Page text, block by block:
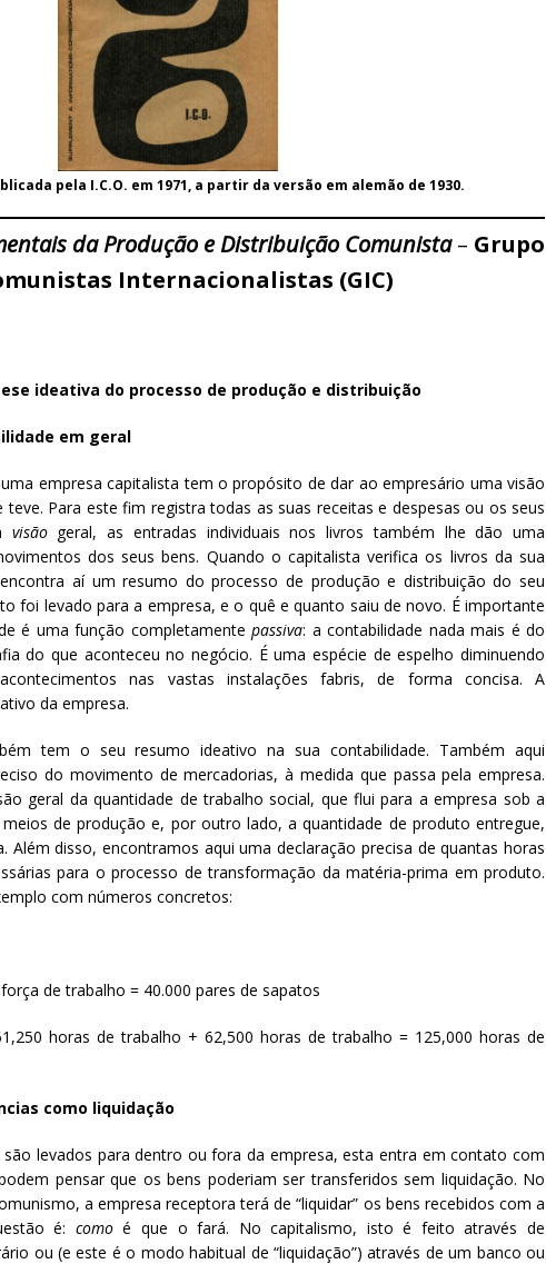
pela I.C.O. em 1971, a partir da versão em alemão de 1930.
da Produção e Distribuição Comunista– Grupo
Internacionalistas (GIC)
ideativa do processo de produção e distribuição
em geral
empresa capitalista tem o propósito de dar ao empresário uma visão
Para este fim registra todas as suas receitas e despesas ou os seus
visãogeral, as entradas individuais nos livros também lhe dão uma
dos seus bens. Quando o capitalista verifica os livros da sua
aí um resumo do processo de produção e distribuição do seu
foi levado para a empresa, e o quê e quanto saiu de novo. É importante
é uma função completamentepassiva: a contabilidade nada mais é do
do que aconteceu no negócio. É uma espécie de espelho diminuendo
nas vastas instalações fabris, de forma concisa. A
da empresa.
tem o seu resumo ideativo na sua contabilidade. Também aqui
do movimento de mercadorias, à medida que passa pela empresa.
geral da quantidade de trabalho social, que flui para a empresa sob a
de produção e, por outro lado, a quantidade de produto entregue,
Além disso, encontramos aqui uma declaração precisa de quantas horas
para o processo de transformação da matéria-prima em produto.
com números concretos:
de trabalho = 40.000 pares de sapatos
horas de trabalho + 62,500 horas de trabalho = 125,000 horas de
como liquidação
levados para dentro ou fora da empresa, esta entra em contato com
pensar que os bens poderiam ser transferidos sem liquidação. No
a empresa receptora terá de “liquidar” os bens recebidos com a
é: comoé que o fará. No capitalismo, isto é feito através de
ou (e este é o modo habitual de “liquidação”) através de um banco ou